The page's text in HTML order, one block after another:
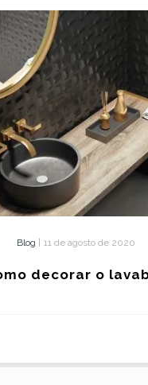
Blog | 11 de agosto de 2020
decorar o